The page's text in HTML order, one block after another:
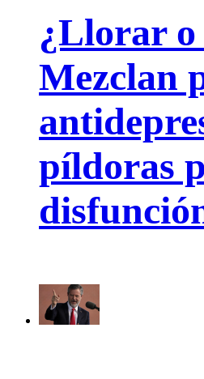
¿Llorar
Mezclan
píldoras